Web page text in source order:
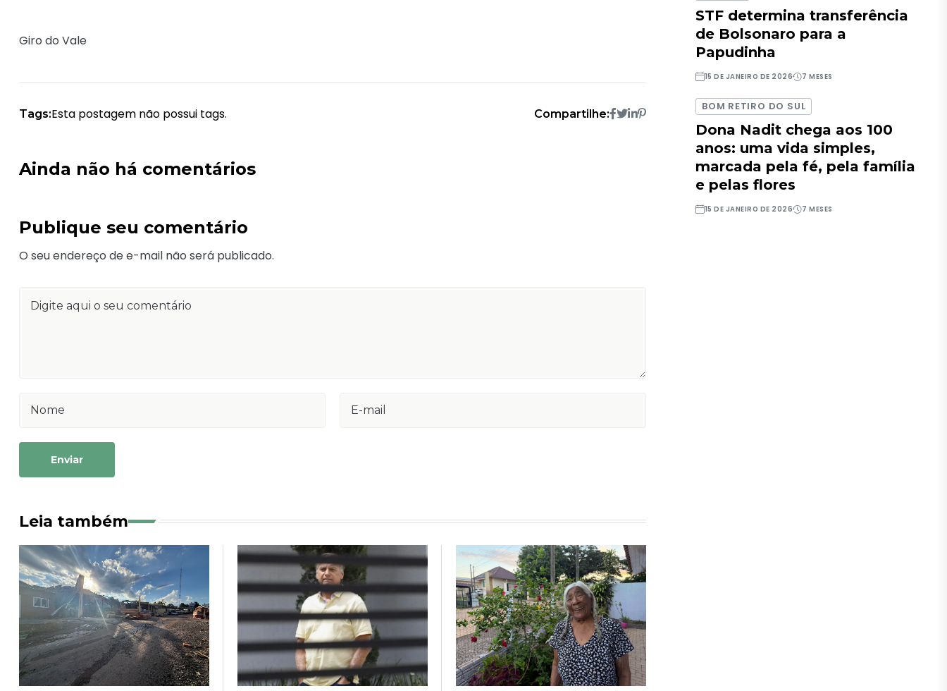
Giro do Vale
Tags:Esta postagem não possui tags. Compartilhe:
Ainda não há comentários
Publique seu comentário
O seu endereço de e-mail não será publicado.
Enviar
Leia também
STF determina transferência
de Bolsonaro para a
Papudinha
15 DE JANEIRO DE 2026 7 MESES
BOM RETIRO DO SUL
Dona Nadit chega aos 100
anos: uma vida simples,
marcada pela fé, pela família
e pelas flores
15 DE JANEIRO DE 2026 7 MESES